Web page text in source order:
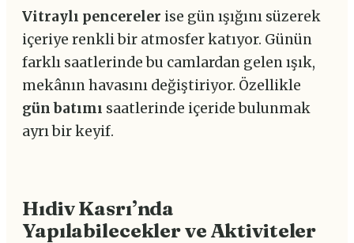
Vitraylı pencereler ise gün ışığını süzerek
içeriye renkli bir atmosfer katıyor. Günün
farklı saatlerinde bu camlardan gelen ışık,
mekânın havasını değiştiriyor. Özellikle
gün batımı saatlerinde içeride bulunmak
ayrı bir keyif.
Hıdiv Kasrı’nda
Yapılabilecekler ve Aktiviteler